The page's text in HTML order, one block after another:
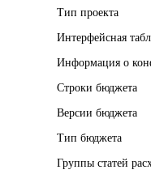
Тип проекта
Интерфейсная
Информация о
Строки бюджета
Версии бюджета
Тип бюджета
Группы статей